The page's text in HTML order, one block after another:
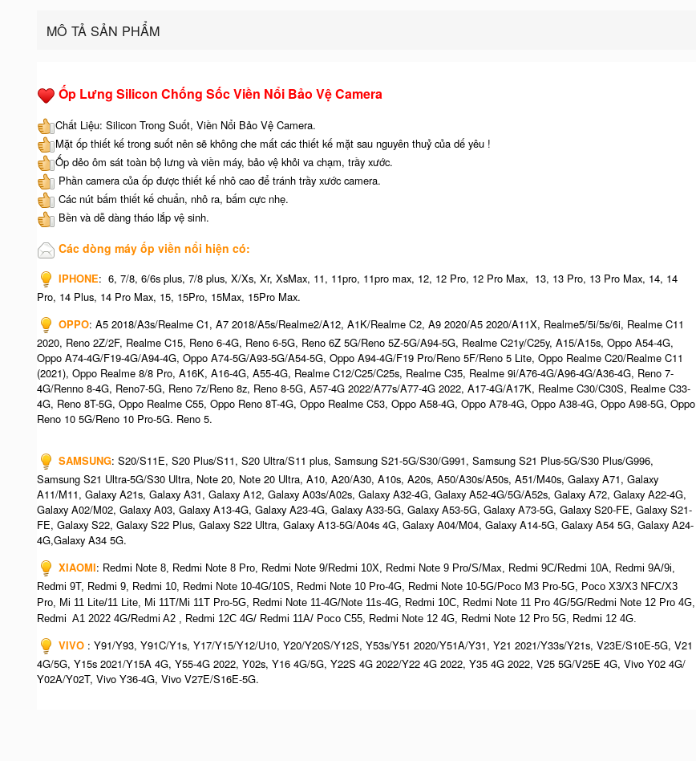
MÔ TẢ SẢN PHẨM
Ốp Lưng Silicon Chống Sốc Viền Nổi Bảo Vệ Camera
Chất Liệu: Silicon Trong Suốt, Viền Nổi Bảo Vệ Camera.
Mặt ốp thiết kế trong suốt nên sẽ không che mất các thiết kế mặt sau nguyên thuỷ của dế yêu !
Ốp dẻo ôm sát toàn bộ lưng và viền máy, bảo vệ khỏi va chạm, trầy xước.
Phần camera của ốp được thiết kế nhô cao để tránh trầy xước camera.
Các nút bấm thiết kế chuẩn, nhô ra, bấm cực nhẹ.
Bền và dễ dàng tháo lắp vệ sinh.
Các dòng máy ốp viền nổi hiện có:
IPHONE: 6, 7/8, 6/6s plus, 7/8 plus, X/Xs, Xr, XsMax, 11, 11pro, 11pro max, 12, 12 Pro, 12 Pro Max, 13, 13 Pro, 13 Pro Max, 14, 14
Pro, 14 Plus, 14 Pro Max, 15, 15Pro, 15Max, 15Pro Max.
OPPO: A5 2018/A3s/Realme C1, A7 2018/A5s/Realme2/A12, A1K/Realme C2, A9 2020/A5 2020/A11X, Realme5/5i/5s/6i, Realme C11
2020, Reno 2Z/2F, Realme C15, Reno 6-4G, Reno 6-5G, Reno 6Z 5G/Reno 5Z-5G/A94-5G, Realme C21y/C25y, A15/A15s, Oppo A54-4G,
Oppo A74-4G/F19-4G/A94-4G, Oppo A74-5G/A93-5G/A54-5G, Oppo A94-4G/F19 Pro/Reno 5F/Reno 5 Lite, Oppo Realme C20/Realme C11
(2021), Oppo Realme 8/8 Pro, A16K, A16-4G, A55-4G, Realme C12/C25/C25s, Realme C35, Realme 9i/A76-4G/A96-4G/A36-4G, Reno 7-
4G/Renno 8-4G, Reno7-5G, Reno 7z/Reno 8z, Reno 8-5G, A57-4G 2022/A77s/A77-4G 2022, A17-4G/A17K, Realme C30/C30S, Realme C33-
4G, Reno 8T-5G, Oppo Realme C55, Oppo Reno 8T-4G, Oppo Realme C53, Oppo A58-4G, Oppo A78-4G, Oppo A38-4G, Oppo A98-5G, Oppo
Reno 10 5G/Reno 10 Pro-5G. Reno 5.
SAMSUNG: S20/S11E, S20 Plus/S11, S20 Ultra/S11 plus, Samsung S21-5G/S30/G991, Samsung S21 Plus-5G/S30 Plus/G996,
Samsung S21 Ultra-5G/S30 Ultra, Note 20, Note 20 Ultra, A10, A20/A30, A10s, A20s, A50/A30s/A50s, A51/M40s, Galaxy A71, Galaxy
A11/M11, Galaxy A21s, Galaxy A31, Galaxy A12, Galaxy A03s/A02s, Galaxy A32-4G, Galaxy A52-4G/5G/A52s, Galaxy A72, Galaxy A22-4G,
Galaxy A02/M02, Galaxy A03, Galaxy A13-4G, Galaxy A23-4G, Galaxy A33-5G, Galaxy A53-5G, Galaxy A73-5G, Galaxy S20-FE, Galaxy S21-
FE, Galaxy S22, Galaxy S22 Plus, Galaxy S22 Ultra, Galaxy A13-5G/A04s 4G, Galaxy A04/M04, Galaxy A14-5G, Galaxy A54 5G, Galaxy A24-
4G,Galaxy A34 5G.
XIAOMI: Redmi Note 8, Redmi Note 8 Pro, Redmi Note 9/Redmi 10X, Redmi Note 9 Pro/S/Max, Redmi 9C/Redmi 10A, Redmi 9A/9i,
Redmi 9T, Redmi 9, Redmi 10, Redmi Note 10-4G/10S, Redmi Note 10 Pro-4G, Redmi Note 10-5G/Poco M3 Pro-5G, Poco X3/X3 NFC/X3
Pro, Mi 11 Lite/11 Lite, Mi 11T/Mi 11T Pro-5G, Redmi Note 11-4G/Note 11s-4G, Redmi 10C, Redmi Note 11 Pro 4G/5G/Redmi Note 12 Pro 4G,
Redmi A1 2022 4G/Redmi A2 , Redmi 12C 4G/ Redmi 11A/ Poco C55, Redmi Note 12 4G, Redmi Note 12 Pro 5G, Redmi 12 4G.
VIVO : Y91/Y93, Y91C/Y1s, Y17/Y15/Y12/U10, Y20/Y20S/Y12S, Y53s/Y51 2020/Y51A/Y31, Y21 2021/Y33s/Y21s, V23E/S10E-5G, V21
4G/5G, Y15s 2021/Y15A 4G, Y55-4G 2022, Y02s, Y16 4G/5G, Y22S 4G 2022/Y22 4G 2022, Y35 4G 2022, V25 5G/V25E 4G, Vivo Y02 4G/
Y02A/Y02T, Vivo Y36-4G, Vivo V27E/S16E-5G.